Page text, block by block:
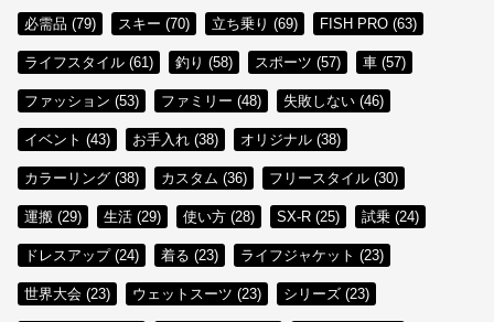
必需品 (79) スキー (70) 立ち乗り (69) FISH PRO (63)
ライフスタイル (61) 釣り (58) スポーツ (57) 車 (57)
ファッション (53) ファミリー (48) 失敗しない (46)
イベント (43) お手入れ (38) オリジナル (38)
カラーリング (38) カスタム (36) フリースタイル (30)
運搬 (29) 生活 (29) 使い方 (28) SX-R (25) 試乗 (24)
ドレスアップ (24) 着る (23) ライフジャケット (23)
世界大会 (23) ウェットスーツ (23) シリーズ (23)